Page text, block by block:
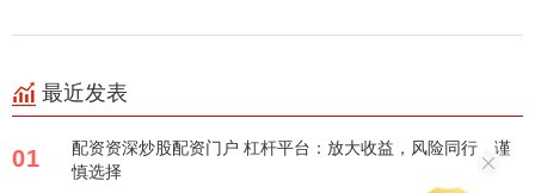
最近发表
01
配资资深炒股配资门户 杠杆平台：放大收益，风险同行，谨
慎选择